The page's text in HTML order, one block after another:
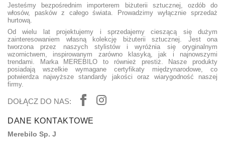
Jesteśmy bezpośrednim importerem biżuterii sztucznej, ozdób do
włosów, pasków z całego świata. Prowadzimy wyłącznie sprzedaż
hurtową.
Od wielu lat projektujemy i sprzedajemy cieszącą się dużym
zainteresowaniem własną kolekcję biżuterii sztucznej. Jest ona
tworzona przez naszych stylistów i wyróżnia się oryginalnym
wzornictwem, inspirowanym zarówno klasyką, jak i najnowszymi
trendami. Marka MEREBILO to również prestiż. Nasze produkty
posiadają wszelkie wymagane certyfikaty międzynarodowe, co
potwierdza najwyższe standardy jakości oraz wiarygodność naszej
firmy.
DOŁĄCZ DO NAS:
DANE KONTAKTOWE
Merebilo Sp. J